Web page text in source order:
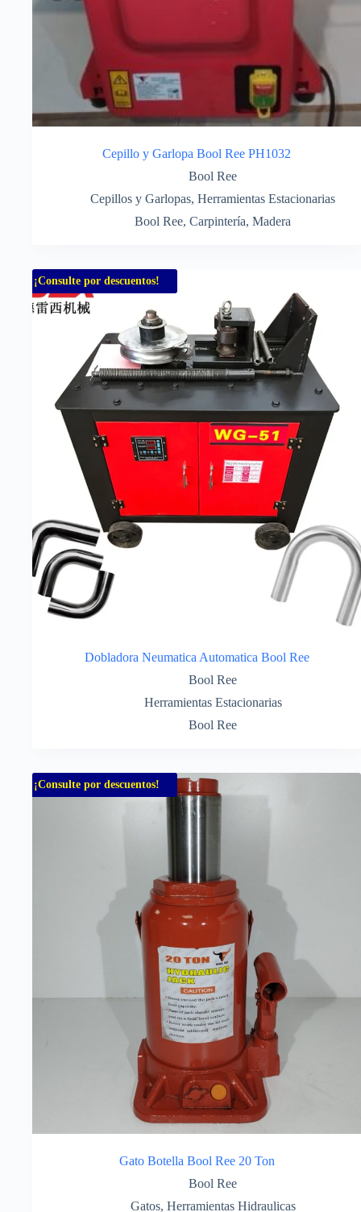
Cepillo y Garlopa Bool Ree PH1032
Bool Ree
Cepillos y Garlopas, Herramientas Estacionarias
Bool Ree, Carpintería, Madera
¡Consulte por descuentos!
Dobladora Neumatica Automatica Bool Ree
Bool Ree
Herramientas Estacionarias
Bool Ree
¡Consulte por descuentos!
Gato Botella Bool Ree 20 Ton
Bool Ree
Gatos, Herramientas Hidraulicas